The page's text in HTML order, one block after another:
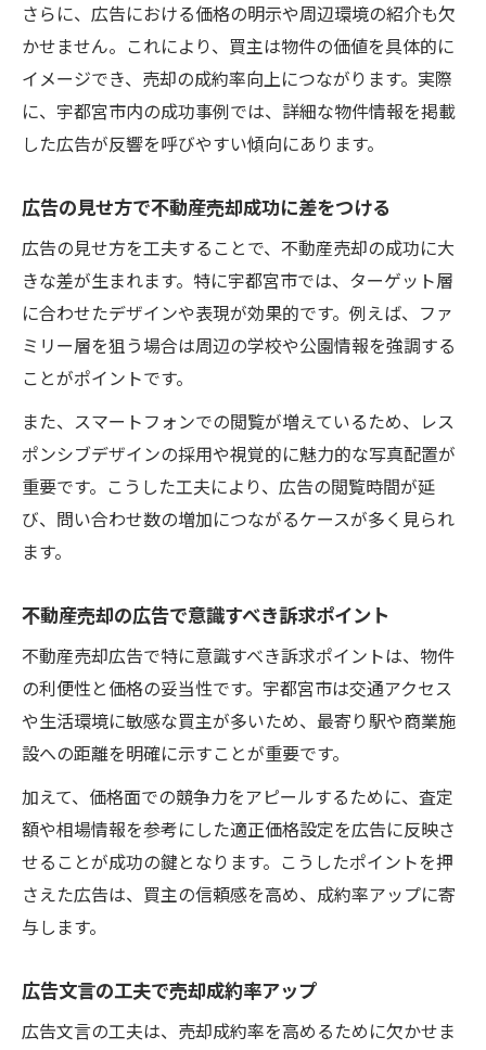
さらに、広告における価格の明示や周辺環境の紹介も欠
かせません。これにより、買主は物件の価値を具体的に
イメージでき、売却の成約率向上につながります。実際
に、宇都宮市内の成功事例では、詳細な物件情報を掲載
した広告が反響を呼びやすい傾向にあります。
広告の見せ方で不動産売却成功に差をつける
広告の見せ方を工夫することで、不動産売却の成功に大
きな差が生まれます。特に宇都宮市では、ターゲット層
に合わせたデザインや表現が効果的です。例えば、ファ
ミリー層を狙う場合は周辺の学校や公園情報を強調する
ことがポイントです。
また、スマートフォンでの閲覧が増えているため、レス
ポンシブデザインの採用や視覚的に魅力的な写真配置が
重要です。こうした工夫により、広告の閲覧時間が延
び、問い合わせ数の増加につながるケースが多く見られ
ます。
不動産売却の広告で意識すべき訴求ポイント
不動産売却広告で特に意識すべき訴求ポイントは、物件
の利便性と価格の妥当性です。宇都宮市は交通アクセス
や生活環境に敏感な買主が多いため、最寄り駅や商業施
設への距離を明確に示すことが重要です。
加えて、価格面での競争力をアピールするために、査定
額や相場情報を参考にした適正価格設定を広告に反映さ
せることが成功の鍵となります。こうしたポイントを押
さえた広告は、買主の信頼感を高め、成約率アップに寄
与します。
広告文言の工夫で売却成約率アップ
広告文言の工夫は、売却成約率を高めるために欠かせま